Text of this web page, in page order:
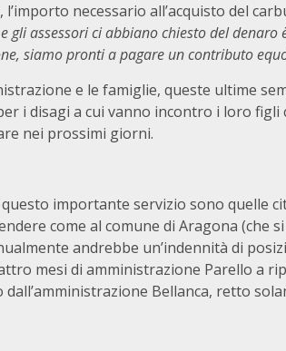
l’importo necessario all’acquisto del
gli assessori ci abbiano chiesto del
siamo pronti a pagare un contributo
e le famiglie, queste ultime
i disagi a cui vanno incontro i loro
nei prossimi giorni.
importante servizio sono quelle
come al comune di Aragona (che
andrebbe un’indennità di
mesi di amministrazione Parello a
Bellanca, retto